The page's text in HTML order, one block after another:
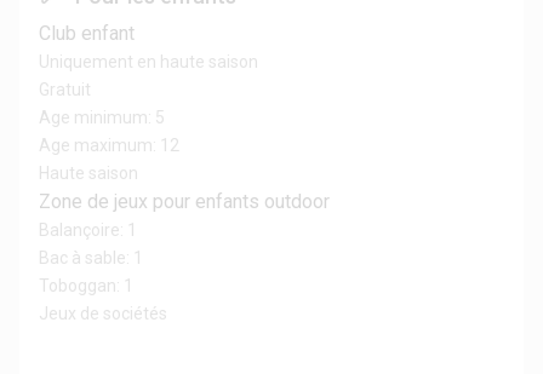
Club enfant
Uniquement en haute saison
Gratuit
Age minimum: 5
Age maximum: 12
Haute saison
Zone de jeux pour enfants outdoor
Balançoire: 1
Bac à sable: 1
Toboggan: 1
Jeux de sociétés